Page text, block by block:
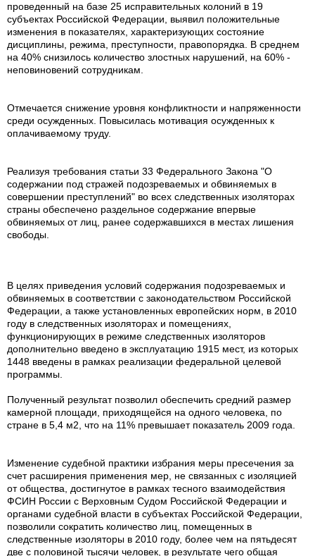
проведенный на базе 25 исправительных колоний в 19
субъектах Российской Федерации, выявил положительные
изменения в показателях, характеризующих состояние
дисциплины, режима, преступности, правопорядка. В среднем
на 40% снизилось количество злостных нарушений, на 60% -
неповиновений сотрудникам.
Отмечается снижение уровня конфликтности и напряженности
среди осужденных. Повысилась мотивация осужденных к
оплачиваемому труду.
Реализуя требования статьи 33 Федерального Закона "О
содержании под стражей подозреваемых и обвиняемых в
совершении преступлений" во всех следственных изоляторах
страны обеспечено раздельное содержание впервые
обвиняемых от лиц, ранее содержавшихся в местах лишения
свободы.
В целях приведения условий содержания подозреваемых и
обвиняемых в соответствии с законодательством Российской
Федерации, а также установленных европейских норм, в 2010
году в следственных изоляторах и помещениях,
функционирующих в режиме следственных изоляторов
дополнительно введено в эксплуатацию 1915 мест, из которых
1448 введены в рамках реализации федеральной целевой
программы.
Полученный результат позволил обеспечить средний размер
камерной площади, приходящейся на одного человека, по
стране в 5,4 м2, что на 11% превышает показатель 2009 года.
Изменение судебной практики избрания меры пресечения за
счет расширения применения мер, не связанных с изоляцией
от общества, достигнутое в рамках тесного взаимодействия
ФСИН России с Верховным Судом Российской Федерации и
органами судебной власти в субъектах Российской Федерации,
позволили сократить количество лиц, помещенных в
следственные изоляторы в 2010 году, более чем на пятьдесят
две с половиной тысячи человек, в результате чего общая